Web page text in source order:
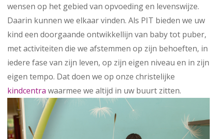
wensen op het gebied van opvoeding en levenswijze.
Daarin kunnen we elkaar vinden. Als PIT bieden we uw
kind een doorgaande ontwikkellijn van baby tot puber,
met activiteiten die we afstemmen op zijn behoeften, in
iedere fase van zijn leven, op zijn eigen niveau en in zijn
eigen tempo. Dat doen we op onze christelijke
kindcentra waarmee we altijd in uw buurt zitten.